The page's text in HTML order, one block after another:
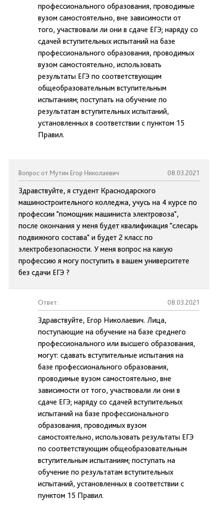
профессионального образования, проводимые
вузом самостоятельно, вне зависимости от
того, участвовали ли они в сдаче ЕГЭ; наряду со
сдачей вступительных испытаний на базе
профессионального образования, проводимых
вузом самостоятельно, использовать
результаты ЕГЭ по соответствующим
общеобразовательным вступительным
испытаниям; поступать на обучение по
результатам вступительных испытаний,
установленных в соответствии с пунктом 15
Правил.
Вопрос от Мутин Егор Николаевич 08.03.2021
Здравствуйте, я студент Краснодарского
машиностроительного колледжа, учусь на 4 курсе по
профессии "помощник машиниста электровоза",
после окончания у меня будет квалификация "слесарь
подвижного состава" и будет 2 класс по
электробезопасности. У меня вопрос на какую
профессию я могу поступить в вашем университете
без сдачи ЕГЭ ?
Ответ: 08.03.2021
Здравствуйте, Егор Николаевич. Лица,
поступающие на обучение на базе среднего
профессионального или высшего образования,
могут: сдавать вступительные испытания на
базе профессионального образования,
проводимые вузом самостоятельно, вне
зависимости от того, участвовали ли они в
сдаче ЕГЭ; наряду со сдачей вступительных
испытаний на базе профессионального
образования, проводимых вузом
самостоятельно, использовать результаты ЕГЭ
по соответствующим общеобразовательным
вступительным испытаниям; поступать на
обучение по результатам вступительных
испытаний, установленных в соответствии с
пунктом 15 Правил.